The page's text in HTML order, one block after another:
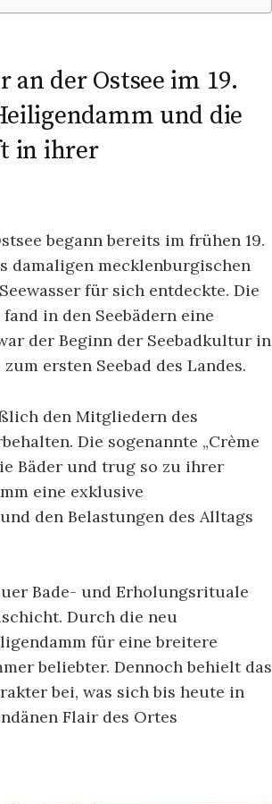
der Ostsee im 19.
und die
in ihrer
begann bereits im frühen 19.
damaligen mecklenburgischen
für sich entdeckte. Die
in den Seebädern eine
der Beginn der Seebadkultur in
ersten Seebad des Landes.
den Mitgliedern des
Die sogenannte „Crème
Bäder und trug so zu ihrer
eine exklusive
den Belastungen des Alltags
Bade- und Erholungsrituale
Durch die neu
für eine breitere
beliebter. Dennoch behielt das
bei, was sich bis heute in
Flair des Ortes